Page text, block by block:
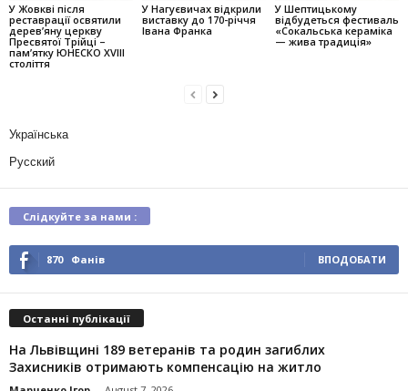
У Жовкві після
реставрації освятили
дерев’яну церкву
Пресвятої Трійці –
пам’ятку ЮНЕСКО XVIII
століття
У Нагуєвичах відкрили
виставку до 170-річчя
Івана Франка
У Шептицькому
відбудеться фестиваль
«Сокальська кераміка
— жива традиція»
Українська
Русский
Слідкуйте за нами :
870 Фанів ВПОДОБАТИ
Останні публікації
На Львівщині 189 ветеранів та родин загиблих
Захисників отримають компенсацію на житло